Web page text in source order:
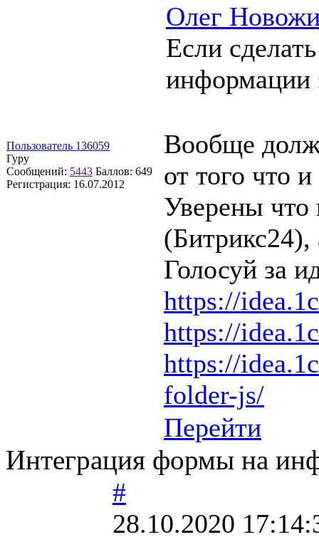
Пользователь 136059
Гуру
Сообщений: 5443 Баллов: 649
Регистрация: 16.07.2012
Олег
Если
информации
Вообще
от того что
Уверены что
Голосуй за
https://
https://
https://
folder-js/
Перейти
Интеграция формы на
#
28.10.2020